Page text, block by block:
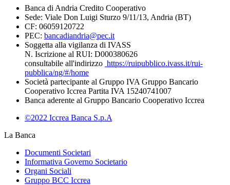
Banca di Andria Credito Cooperativo
Sede: Viale Don Luigi Sturzo 9/11/13, Andria (BT)
CF: 06059120722
PEC: bancadiandria@pec.it
Soggetta alla vigilanza di IVASS
N. Iscrizione al RUI: D000380626
consultabile all'indirizzo https://ruipubblico.ivass.it/rui-
pubblica/ng/#/home
Società partecipante al Gruppo IVA Gruppo Bancario
Cooperativo Iccrea Partita IVA 15240741007
Banca aderente al Gruppo Bancario Cooperativo Iccrea
©2022 Iccrea Banca S.p.A
La Banca
Documenti Societari
Informativa Governo Societario
Organi Sociali
Gruppo BCC Iccrea